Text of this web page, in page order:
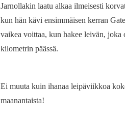
Jarnollakin laatu alkaa ilmeisesti
kun hän kävi ensimmäisen kerran
vaikea voittaa, kun hakee leivän, joka
kilometrin päässä.
Ei muuta kuin ihanaa leipäviikkoa
maanantaista!